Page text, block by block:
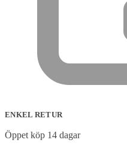
ENKEL RETUR
Öppet köp 14 dagar